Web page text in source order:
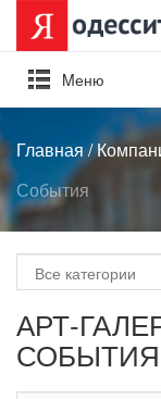
Mеню
Главная/
События
АРТ-
СОБЫТИЯ